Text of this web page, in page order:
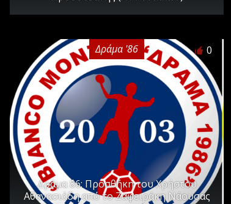
Δράμα '86 0
Δράμα ΄86: Προσθήκη του Χρήστου
Αθανασιάδη από το Ζαφειράκη Νάουσας